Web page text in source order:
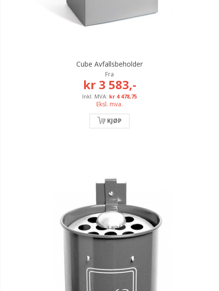
Cube Avfallsbeholder
Fra
kr 3 583,-
kr 4 478,75
Eksl. mva.
KJØP